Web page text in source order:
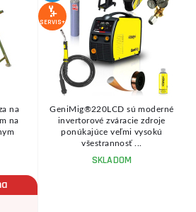
na
na
SERVIS+
GeniMig®220LCD sú moderné
invertorové zváracie zdroje
ponúkajúce veľmi vysokú
všestrannosť ...
SKLADOM